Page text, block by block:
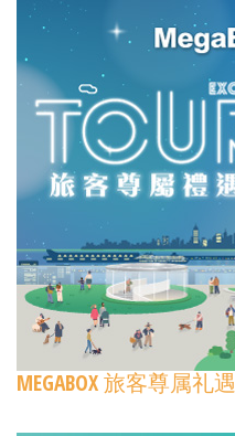
MEGABOX 旅客尊属礼遇